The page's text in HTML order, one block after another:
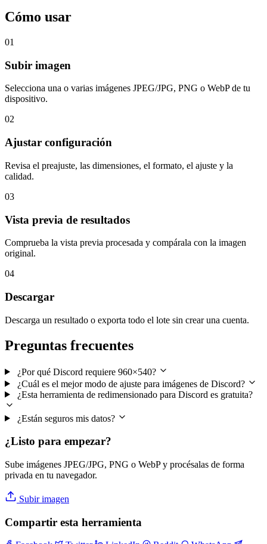
Cómo usar
01
Subir imagen
Selecciona una o varias imágenes JPEG/JPG, PNG o WebP de tu
dispositivo.
02
Ajustar configuración
Revisa el preajuste, las dimensiones, el formato, el ajuste y la
calidad.
03
Vista previa de resultados
Comprueba la vista previa procesada y compárala con la imagen
original.
04
Descargar
Descarga un resultado o exporta todo el lote sin crear una cuenta.
Preguntas frecuentes
¿Por qué Discord requiere 960×540?
¿Cuál es el mejor modo de ajuste para imágenes de Discord?
¿Esta herramienta de redimensionado para Discord es gratuita?
¿Están seguros mis datos?
¿Listo para empezar?
Sube imágenes JPEG/JPG, PNG o WebP y procésalas de forma
privada en tu navegador.
Subir imagen
Compartir esta herramienta